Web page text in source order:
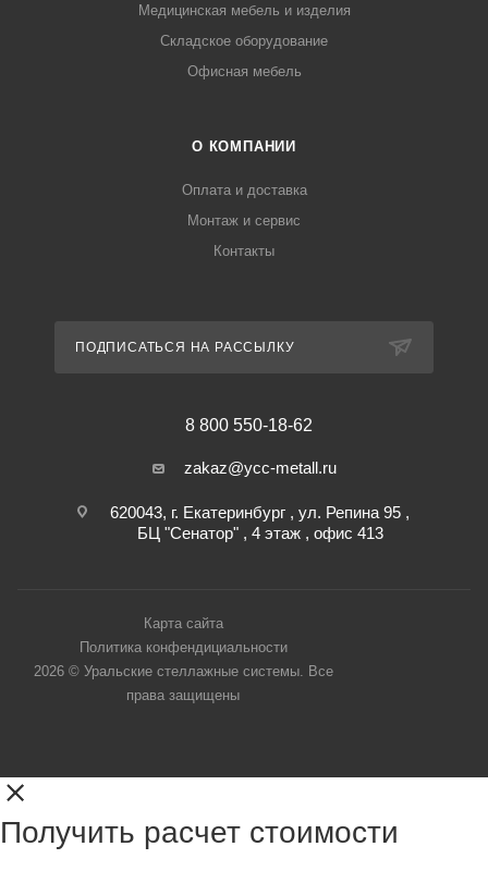
Медицинская мебель и изделия
Складское оборудование
Офисная мебель
О КОМПАНИИ
Оплата и доставка
Монтаж и сервис
Контакты
ПОДПИСАТЬСЯ НА РАССЫЛКУ
8 800 550-18-62
zakaz@ycc-metall.ru
620043, г. Екатеринбург , ул. Репина 95 ,
БЦ "Сенатор" , 4 этаж , офис 413
Карта сайта
Политика конфендициальности
2026 © Уральские стеллажные системы. Все
права защищены
Получить расчет стоимости